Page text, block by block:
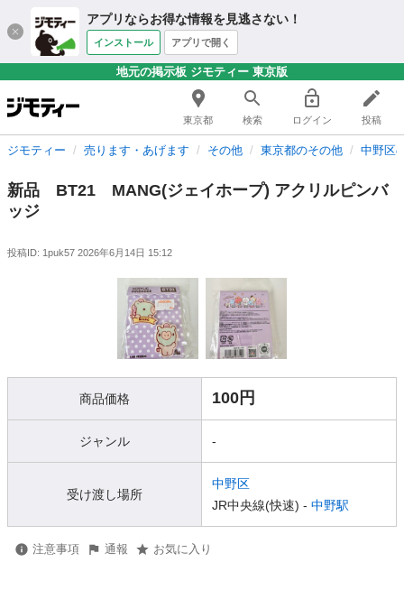
アプリならお得な情報を見逃さない！
インストール アプリで開く
地元の掲示板 ジモティー 東京版
東京都 検索 ログイン 投稿
ジモティー 売ります・あげます その他 東京都のその他 中野区
新品 BT21 MANG(ジェイホープ) アクリルピンバ
ッジ
投稿ID: 1puk57 2026年6月14日 15:12
商品価格 100円
ジャンル -
受け渡し場所
中野区
JR中央線(快速) - 中野駅
注意事項 通報 お気に入り